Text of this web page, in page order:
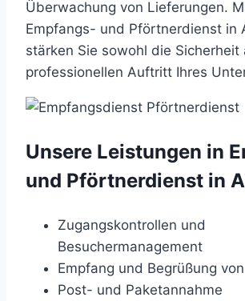
Überwachung von Lieferungen.
Empfangs- und Pförtnerdienst in
stärken Sie sowohl die Sicherheit
professionellen Auftritt Ihres
Unsere Leistungen in
und Pförtnerdienst in
Zugangskontrollen und
Besuchermanagement
Empfang und Begrüßung
Post- und Paketannahme